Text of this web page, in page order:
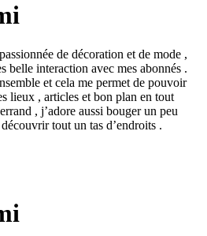
de décoration et de mode ,
belle interaction avec mes abonnés .
et cela me permet de pouvoir
lieux , articles et bon plan en tout
, j’adore aussi bouger un peu
tout un tas d’endroits .